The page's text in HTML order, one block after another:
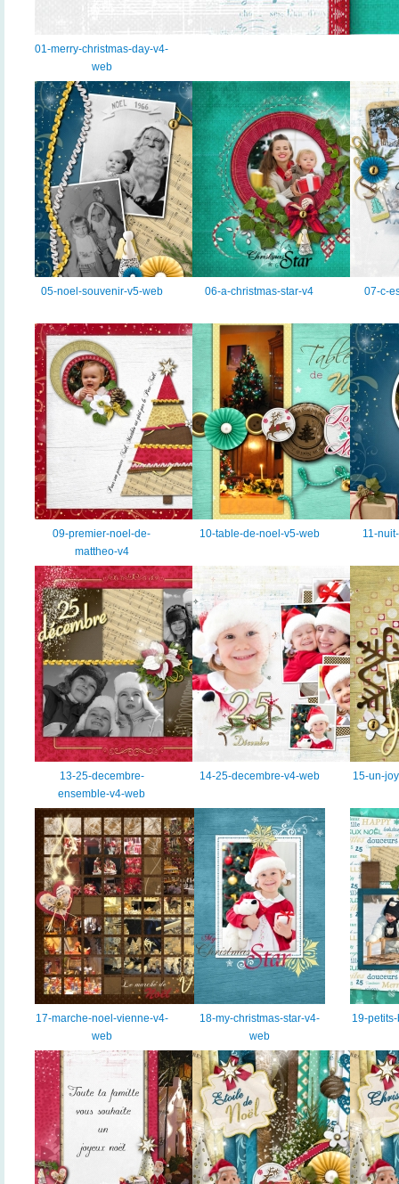
01-merry-christmas-day-v4-
web
05-noel-souvenir-v5-web 06-a-christmas-star-v4 07-c-
09-premier-noel-de-
mattheo-v4
10-table-de-noel-v5-web 11-
13-25-decembre-
ensemble-v4-web
14-25-decembre-v4-web 15-un-
17-marche-noel-vienne-v4-
web
18-my-christmas-star-v4-
web
19-